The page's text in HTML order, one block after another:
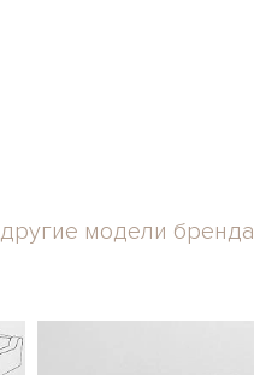
другие модели бренда